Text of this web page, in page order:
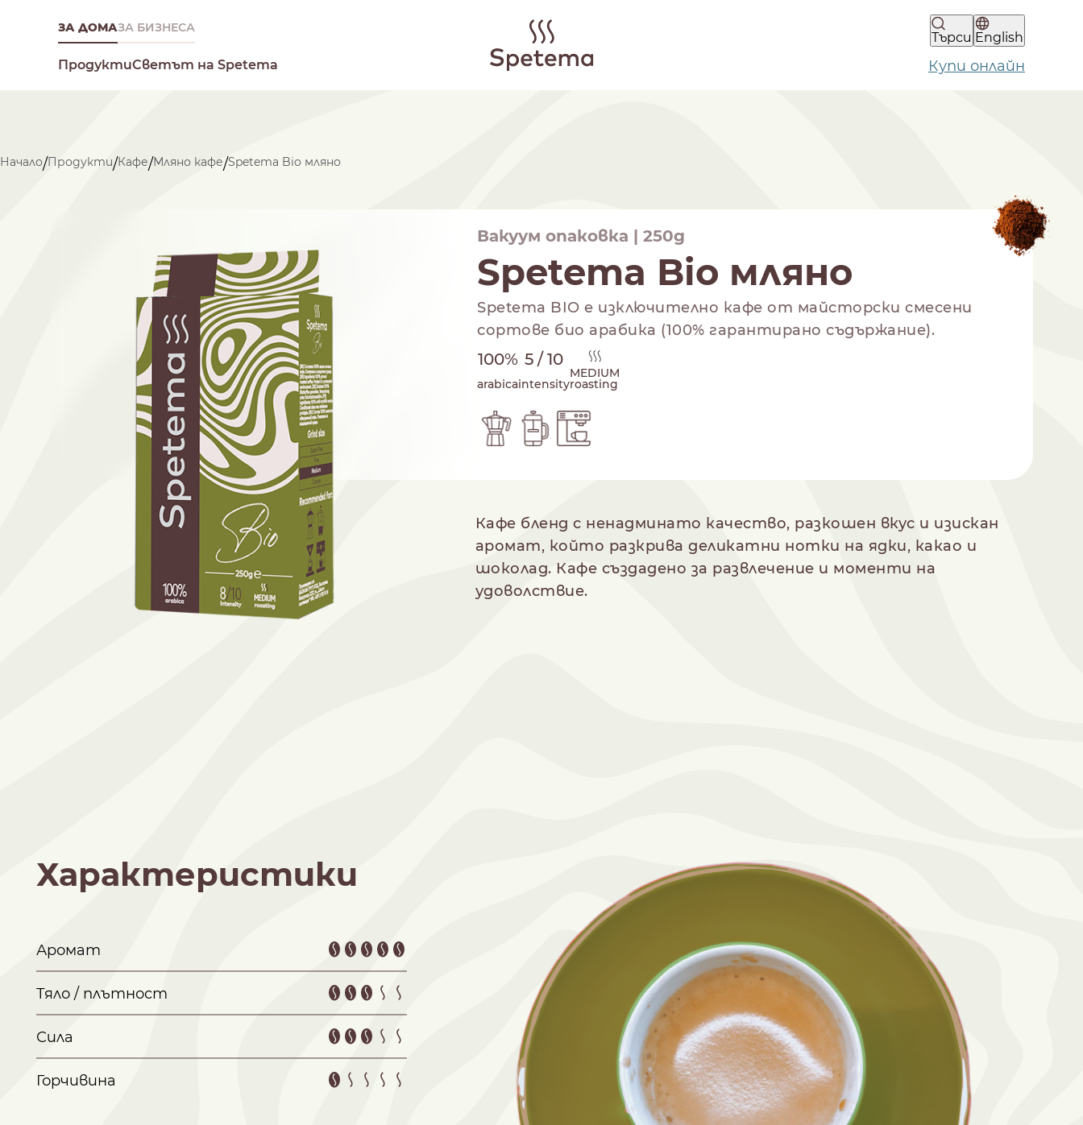
ЗА ДОМАЗА БИЗНЕСА
ПродуктиСветът на Spetema
Търси English
Купи онлайн
Намери твоето кафе по начин на приготвяне
МЛЯНО ЧАЛДА
DOLCE GUSTO
СТАНДАРТ
Начало/Продукти/Кафе/Мляно кафе/Spetema Bio мляно
Вакуум опаковка | 250g
Spetema Bio мляно
Spetema BIO е изключително кафе от майсторски смесени
сортове био арабика (100% гарантирано съдържание).
100%
arabica
5 / 10
intensity
MEDIUM
roasting
Кафе бленд с ненадминато качество, разкошен вкус и изискан
аромат, който разкрива деликатни нотки на ядки, какао и
шоколад. Кафе създадено за развлечение и моменти на
удоволствие.
Характеристики
Аромат
Тяло / плътност
Сила
Горчивина